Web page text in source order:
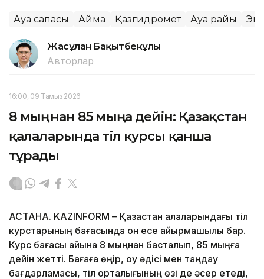
Ауа сапасы Аймақ Қазгидромет Ауа райы
Жасұлан Бақытбекұлы
Авторлар
16:00, 09 Тамыз 2026
8 мыңнан 85 мыңға дейін: Қазақстан
қалаларында тіл курсы қанша
тұрады
АСТАНА. KAZINFORM – Қазақстан қалаларындағы тіл
курстарының бағасында он есе айырмашылық бар.
Курс бағасы айына 8 мыңнан басталып, 85 мыңға
дейін жетті. Бағаға өңір, оқу әдісі мен таңдау
бағдарламасы, тіл орталығының өзі де әсер етеді,